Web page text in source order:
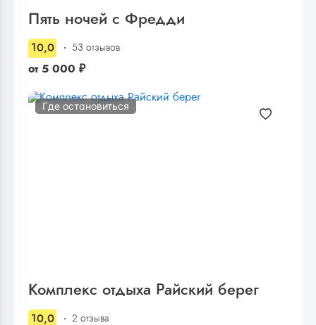
Пять ночей с Фредди
10,0 53 отзывов
от 5 000 ₽
Где остановиться
Комплекс отдыха Райский берег
10,0 2 отзыва